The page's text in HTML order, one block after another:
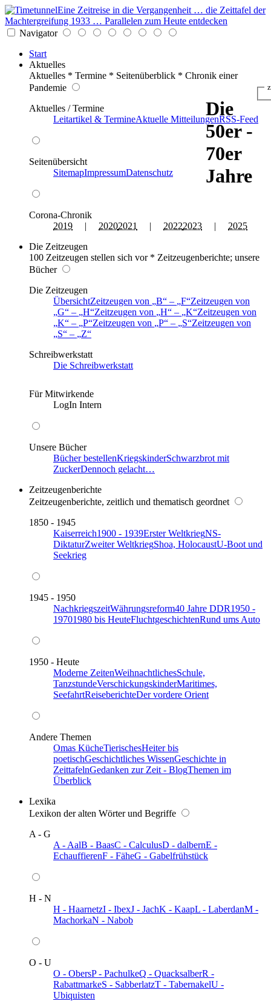
Eine Zeitreise in die Vergangenheit … die Zeittafel der
Machtergreifung 1933 … Parallelen zum Heute entdecken
Navigator
Start
Aktuelles
Aktuelles * Termine * Seitenüberblick * Chronik einer
Pandemie
Aktuelles / Termine
Leitartikel & TermineAktuelle MitteilungenRSS-Feed
Seitenübersicht
SitemapImpressumDatenschutz
Corona-Chronik
2019 | 20202021 | 20222023 | 2025
Die Zeitzeugen
100 Zeitzeugen stellen sich vor * Zeitzeugenberichte; unsere
Bücher
Die Zeitzeugen
ÜbersichtZeitzeugen von B – F Zeitzeugen von
G
– H Zeitzeugen von H – K Zeitzeugen von
K
– P Zeitzeugen von P – S Zeitzeugen von
S
–
Z
Schreibwerkstatt
Die Schreibwerkstatt
Für Mitwirkende
LogIn Intern
Unsere Bücher
Bücher bestellenKriegskinderSchwarzbrot mit
ZuckerDennoch gelacht…
Zeitzeugenberichte
Zeitzeugenberichte, zeitlich und thematisch geordnet
1850 - 1945
Kaiserreich1900 - 1939Erster WeltkriegNS-
DiktaturZweiter WeltkriegShoa, HolocaustU-Boot und
Seekrieg
1945 - 1950
NachkriegszeitWährungsreform40 Jahre DDR1950 -
19701980 bis HeuteFluchtgeschichtenRund ums Auto
1950 - Heute
Moderne ZeitenWeihnachtlichesSchule,
TanzstundeVerschickungskinderMaritimes,
SeefahrtReiseberichteDer vordere Orient
Andere Themen
Omas KücheTierischesHeiter bis
poetischGeschichtliches WissenGeschichte in
ZeittafelnGedanken zur Zeit - BlogThemen im
Überblick
Lexika
Lexikon der alten Wörter und Begriffe
A - G
A - AalB - BaasC - CalculusD - dalbernE -
EchauffierenF - FäheG - Gabelfrühstück
H - N
H - HaarnetzI - IbexJ - JachK - KaapL - LaberdanM -
MachorkaN - Nabob
O - U
O - ObersP - PachulkeQ - QuacksalberR -
RabattmarkeS - SabberlatzT - TabernakelU -
Ubiquisten
Die
50er -
70er
Jahre